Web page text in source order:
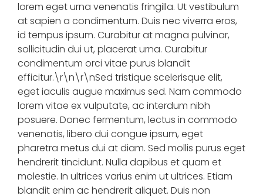
lorem eget urna venenatis fringilla. Ut vestibulum
at sapien a condimentum. Duis nec viverra eros,
id tempus ipsum. Curabitur at magna pulvinar,
sollicitudin dui ut, placerat urna. Curabitur
condimentum orci vitae purus blandit
efficitur.\r\n\r\nSed tristique scelerisque elit,
eget iaculis augue maximus sed. Nam commodo
lorem vitae ex vulputate, ac interdum nibh
posuere. Donec fermentum, lectus in commodo
venenatis, libero dui congue ipsum, eget
pharetra metus dui at diam. Sed mollis purus eget
hendrerit tincidunt. Nulla dapibus et quam et
molestie. In ultrices varius enim ut ultrices. Etiam
blandit enim ac hendrerit aliquet. Duis non